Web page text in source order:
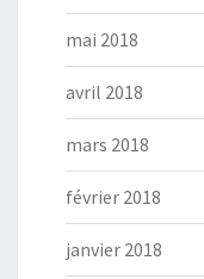
mai 2018
avril 2018
mars 2018
février 2018
janvier 2018